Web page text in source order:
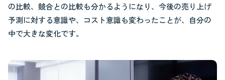
の比較、競合との比較も分かるようになり、今後の売り上げ
予測に対する意識や、コスト意識も変わったことが、自分の
中で大きな変化です。